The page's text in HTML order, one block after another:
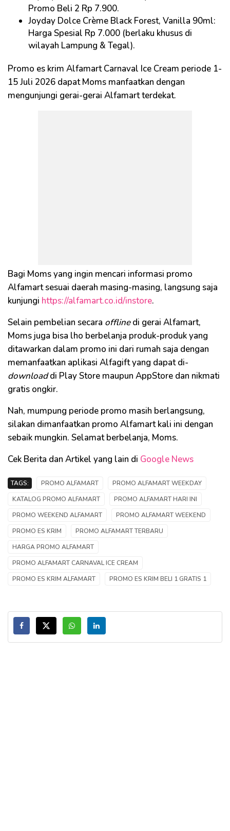
Promo Beli 2 Rp 7.900.
Joyday Dolce Crème Black Forest, Vanilla 90ml:
Harga Spesial Rp 7.000 (berlaku khusus di
wilayah Lampung & Tegal).
Promo es krim Alfamart Carnaval Ice Cream periode 1-
15 Juli 2026 dapat Moms manfaatkan dengan
mengunjungi gerai-gerai Alfamart terdekat.
Bagi Moms yang ingin mencari informasi promo
Alfamart sesuai daerah masing-masing, langsung saja
kunjungi https://alfamart.co.id/instore.
Selain pembelian secara offlinedi gerai Alfamart,
Moms juga bisa lho berbelanja produk-produk yang
ditawarkan dalam promo ini dari rumah saja dengan
memanfaatkan aplikasi Alfagift yang dapat di-
downloaddi Play Store maupun AppStore dan nikmati
gratis ongkir.
Nah, mumpung periode promo masih berlangsung,
silakan dimanfaatkan promo Alfamart kali ini dengan
sebaik mungkin. Selamat berbelanja, Moms.
Cek Berita dan Artikel yang lain di Google News
TAGS: PROMO ALFAMART
PROMO ALFAMART WEEKDAY
KATALOG PROMO ALFAMART
PROMO ALFAMART HARI INI
PROMO WEEKEND ALFAMART
PROMO ALFAMART WEEKEND
PROMO ES KRIM
PROMO ALFAMART TERBARU
HARGA PROMO ALFAMART
PROMO ALFAMART CARNAVAL ICE CREAM
PROMO ES KRIM ALFAMART
PROMO ES KRIM BELI 1 GRATIS 1